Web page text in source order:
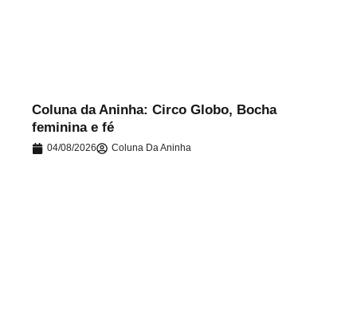
Coluna da Aninha: Circo Globo, Bocha
feminina e fé
04/08/2026 Coluna Da Aninha